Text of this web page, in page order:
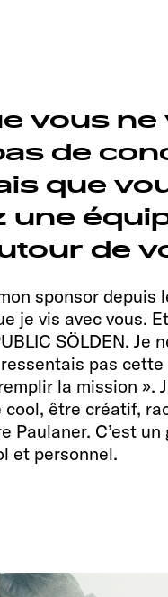
vous ne
de
que
de
sponsor depuis
je vis avec vous.
SÖLDEN. Je
pas
la mission ».
cool, être créatif,
Paulaner. C’est
et personnel.